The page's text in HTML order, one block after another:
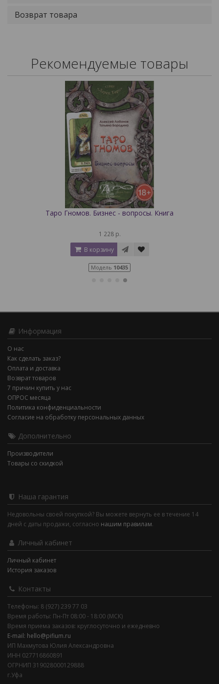
Возврат товара
Рекомендуемые товары
Таро Гномов. Бизнес - вопросы. Книга
1 228 р.
В корзину
Модель 10435
Информация
О нас
Как сделать заказ?
Оплата и доставка
Возврат товаров
7 причин купить у нас
ОПРОС месяца
Политика конфиденциальности
Согласие на обработку персональных данных
Дополнительно
Производители
Товары со скидкой
Наша гарантия
Недовольны своей покупкой? Вы можете вернуть ее в течение 14
дней с даты продажи, согласно нашим правилам.
Личный кабинет
Личный кабинет
История заказов
Контакты
Телефоны: 8 (927) 239 77 03
Время работы: Пн-Пт 08:00 - 18:00 (МСК)
Время приема заказов: круглосуточно и ежедневно
E-mail: hello@pifium.ru
ИП Махмутова Юлия Александровна
ИНН 027716860891
ОГРНИП 319028000129888
г.Уфа